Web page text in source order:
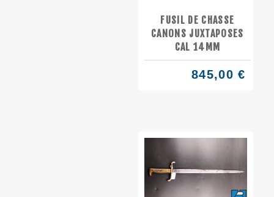
FUSIL DE CHASSE
CANONS JUXTAPOSES
CAL 14MM
845,00 €